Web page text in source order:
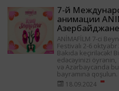
7-й
анимации
ANİMAFİLM 7-ci
Festivalı 2-6
Bakıda keçiriləcək!
edəcəyinizi öyrənin,
və Azərbaycanda
bayramına qoşulun.
18.09.2024